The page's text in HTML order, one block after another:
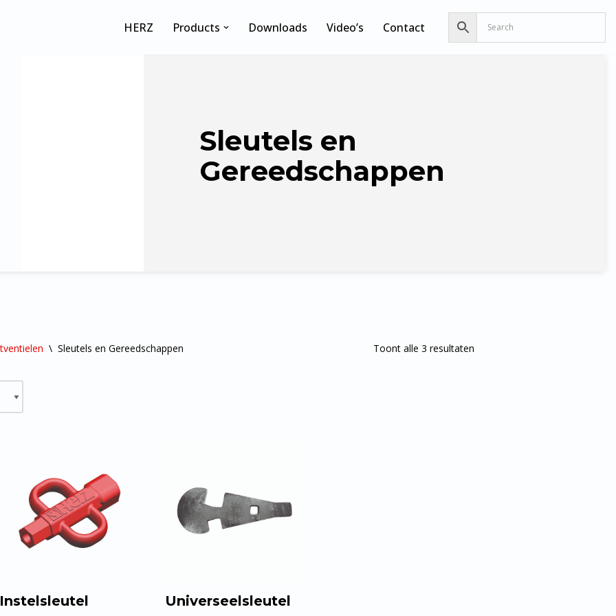
HERZ Products Downloads Video’s Contact
Sleutels en
Gereedschappen
\ Sleutels en Gereedschappen Toont alle 3 resultaten
Instelsleutel Universeelsleutel